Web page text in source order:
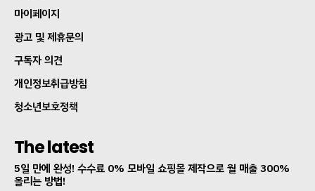
마이페이지
광고 및 제휴문의
구독자 의견
개인정보취급방침
청소년보호정책
The latest
5일 만에 완성! 수수료 0% 모바일 쇼핑몰 제작으로 월 매출 300%
올리는 방법!